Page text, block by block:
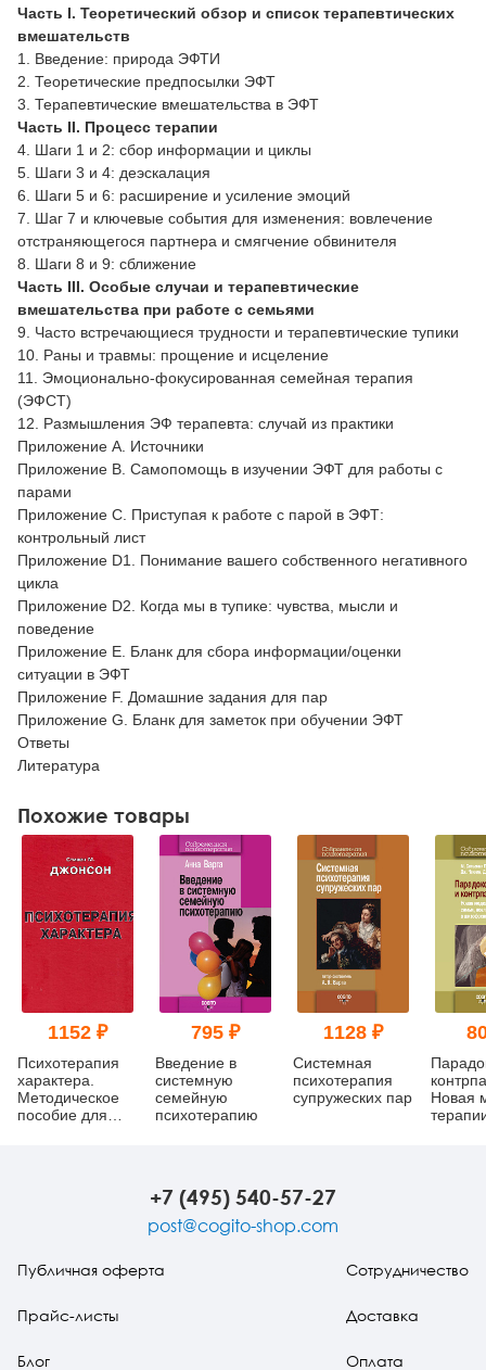
Часть I. Теоретический обзор и список терапевтических
вмешательств
1. Введение: природа ЭФТИ
2. Теоретические предпосылки ЭФТ
3. Терапевтические вмешательства в ЭФТ
Часть II. Процесс терапии
4. Шаги 1 и 2: сбор информации и циклы
5. Шаги 3 и 4: деэскалация
6. Шаги 5 и 6: расширение и усиление эмоций
7. Шаг 7 и ключевые события для изменения: вовлечение
отстраняющегося партнера и смягчение обвинителя
8. Шаги 8 и 9: сближение
Часть III. Особые случаи и терапевтические
вмешательства при работе с семьями
9. Часто встречающиеся трудности и терапевтические тупики
10. Раны и травмы: прощение и исцеление
11. Эмоционально-фокусированная семейная терапия
(ЭФСТ)
12. Размышления ЭФ терапевта: случай из практики
Приложение А. Источники
Приложение В. Самопомощь в изучении ЭФТ для работы с
парами
Приложение С. Приступая к работе с парой в ЭФТ:
контрольный лист
Приложение D1. Понимание вашего собственного негативного
цикла
Приложение D2. Когда мы в тупике: чувства, мысли и
поведение
Приложение Е. Бланк для сбора информации/оценки
ситуации в ЭФТ
Приложение F. Домашние задания для пар
Приложение G. Бланк для заметок при обучении ЭФТ
Ответы
Литература
Похожие товары
1152 ₽
Психотерапия
характера.
Методическое
пособие для
795 ₽
Введение в
системную
семейную
психотерапию
1128 ₽
Системная
психотерапия
супружеских пар
Новая
+7 (495) 540-57-27
post@cogito-shop.com
Публичная оферта
Прайс-листы
Блог
Сотрудничество
Доставка
Оплата